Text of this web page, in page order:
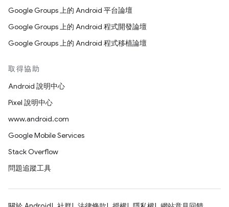
Google Groups 上的 Android 平台論壇
Google Groups 上的 Android 程式開發論壇
Google Groups 上的 Android 程式移植論壇
取得協助
Android 說明中心
Pixel 說明中心
www.android.com
Google Mobile Services
Stack Overflow
問題追蹤工具